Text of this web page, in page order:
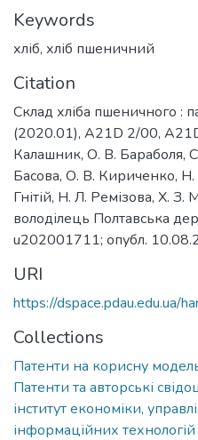
Keywords
хліб, хліб пшеничний
Citation
Склад хліба пшеничного :
(2020.01), A21D 2/00,
Калашник, О. В. Бараболя,
Басова, О. В. Кириченко,
Гнітій, Н. Л. Ремізова, Х.
володілець Полтавська
u202001711; опубл.
URI
https://
Collections
Патенти на корисну
Патенти та авторські
інститут економіки,
інформаційних технологій